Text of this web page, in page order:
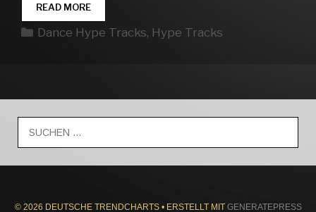
READ MOREDANCE
HYPE
TRACKS
Kategorien
Dance Hype Tracks, Hype Tracks
nach:
© 2026 DEUTSCHE TRENDCHARTS• ERSTELLT MIT GENERATEPRESS